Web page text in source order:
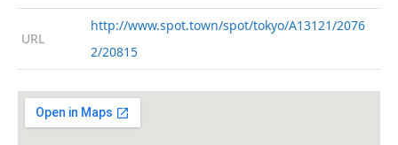
URL
http://www.spot.town/spot/tokyo/A13121/2076
2/20815